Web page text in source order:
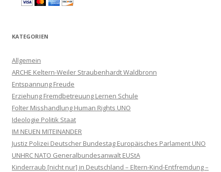
KATEGORIEN
Allgemein
ARCHE Keltern-Weiler Straubenhardt Waldbronn
Entspannung Freude
Erziehung Fremdbetreuung Lernen Schule
Folter Misshandlung Human Rights UNO
Ideologie Politik Staat
IM NEUEN MITEINANDER
Justiz Polizei Deutscher Bundestag Europäisches Parlament UNO
UNHRC NATO Generalbundesanwalt EUStA
Kinderraub [nicht nur] in Deutschland – Eltern-Kind-Entfremdung –